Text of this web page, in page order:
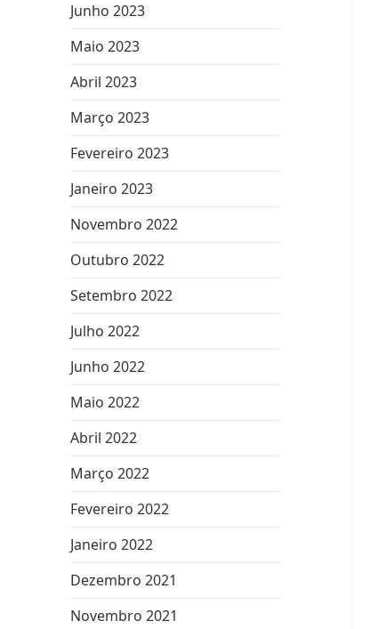
Junho 2023
Maio 2023
Abril 2023
Março 2023
Fevereiro 2023
Janeiro 2023
Novembro 2022
Outubro 2022
Setembro 2022
Julho 2022
Junho 2022
Maio 2022
Abril 2022
Março 2022
Fevereiro 2022
Janeiro 2022
Dezembro 2021
Novembro 2021